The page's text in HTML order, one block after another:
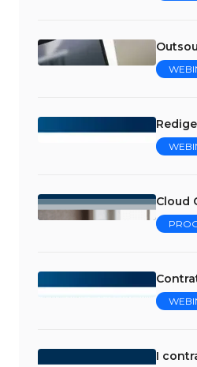
Cloud
I